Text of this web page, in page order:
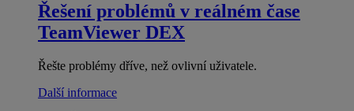
Řešení problémů v reálném čase
TeamViewer DEX
Řešte problémy dříve, než ovlivní uživatele.
Další informace